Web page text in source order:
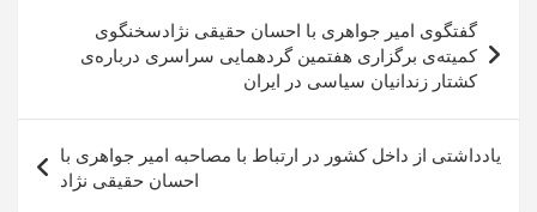
راهبری
نوشته
گفتگوی امیر جواهری با احسان حقیقی نژادسخنگوی
کمیته‌ی برگزاری هفتمین گردهمایی سراسری درباره‌ی
کشتار زندانیان سیاسی در ایران
یادداشتی از داخل کشور در ارتباط با مصاحبه امیر جواهری با
احسان حقیقی نژاد